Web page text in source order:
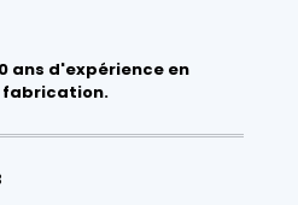
ans d'expérience en
fabrication.